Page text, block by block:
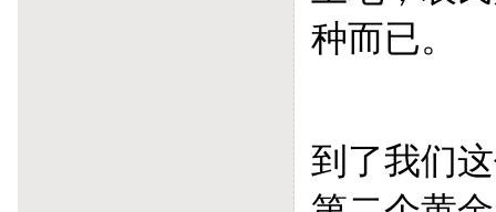
种而已。
到了我们